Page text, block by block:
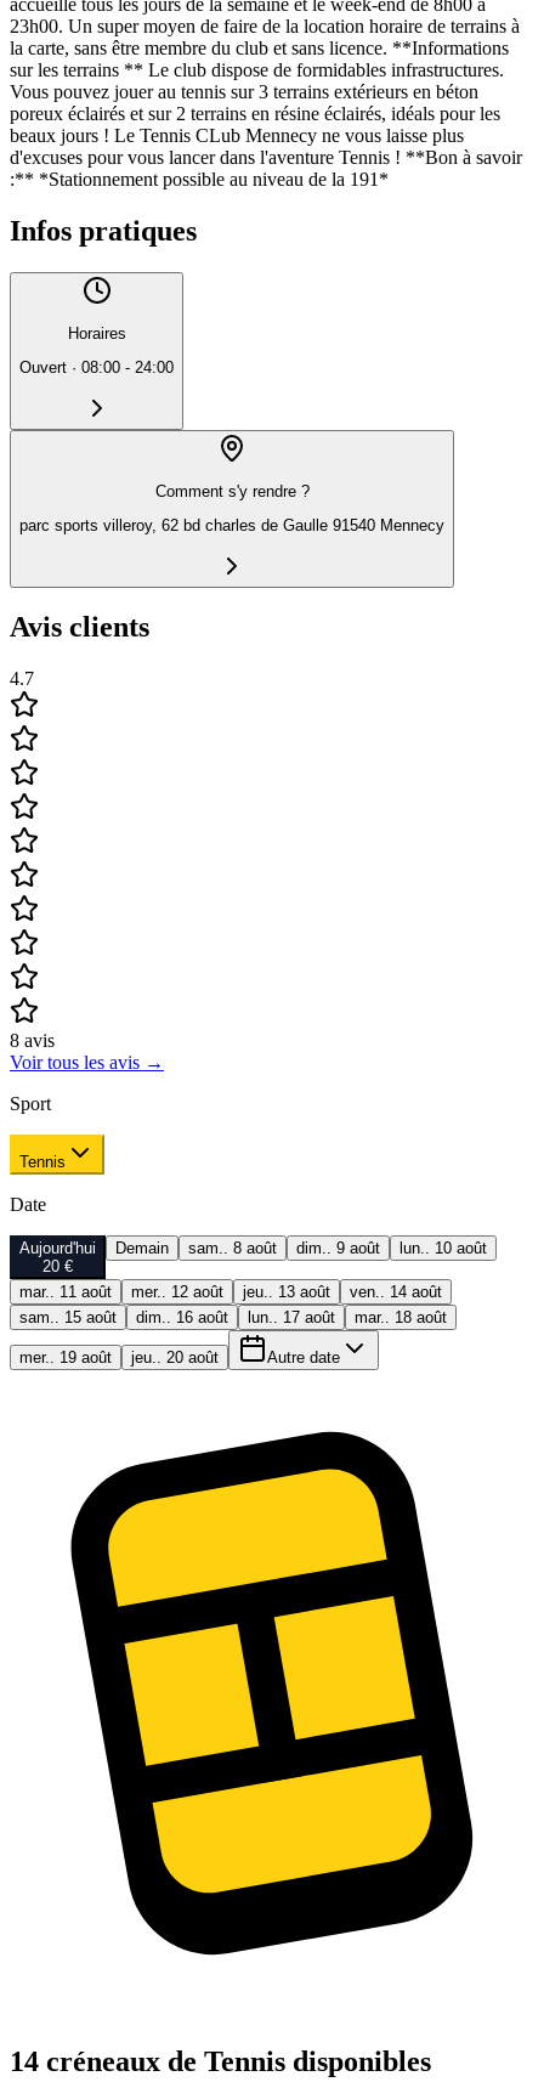
23h00. Un super moyen de faire de la location horaire de terrains à
la carte, sans être membre du club et sans licence. **Informations
sur les terrains ** Le club dispose de formidables infrastructures.
Vous pouvez jouer au tennis sur 3 terrains extérieurs en béton
poreux éclairés et sur 2 terrains en résine éclairés, idéals pour les
beaux jours ! Le Tennis CLub Mennecy ne vous laisse plus
d'excuses pour vous lancer dans l'aventure Tennis ! **Bon à savoir
:** *Stationnement possible au niveau de la 191*
Infos pratiques
Horaires
Ouvert · 08:00 - 24:00
Comment s'y rendre ?
parc sports villeroy, 62 bd charles de Gaulle 91540 Mennecy
Avis clients
4.7
8 avis
Voir tous les avis →
Sport
Tennis
Date
Aujourd'hui
20 €
Demain sam.. 8 août dim.. 9 août lun.. 10 août
mar.. 11 août mer.. 12 août jeu.. 13 août
ven.. 14 août
sam.. 15 août
dim.. 16 août lun.. 17 août mar.. 18 août
mer.. 19 août jeu.. 20 août Autre date
14 créneaux de Tennis disponibles